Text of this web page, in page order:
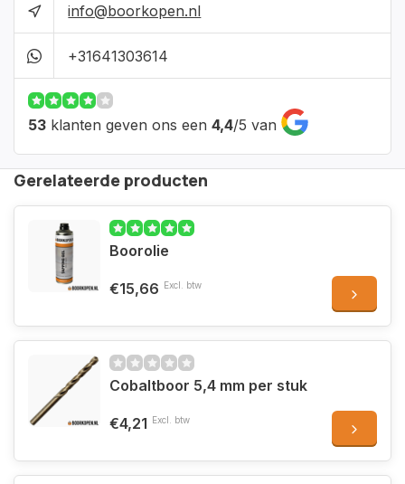
info@boorkopen.nl
+31641303614
53 klanten geven ons een 4,4/5 van
Gerelateerde producten
Boorolie
€15,66 Excl. btw
Cobaltboor 5,4 mm per stuk
€4,21 Excl. btw